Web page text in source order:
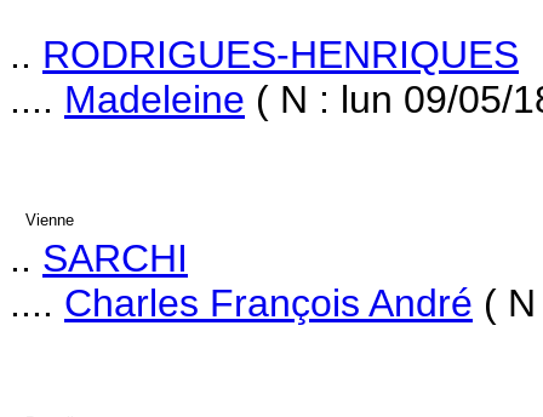
.. RODRIGUES-HENRIQUES
.... Madeleine ( N : lun 09/05/
Vienne
.. SARCHI
.... Charles François André (